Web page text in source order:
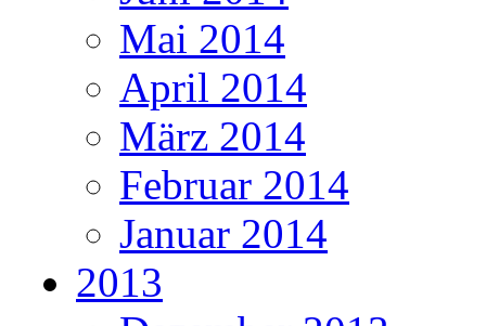
Mai 2014
April 2014
März 2014
Februar 2014
Januar 2014
2013